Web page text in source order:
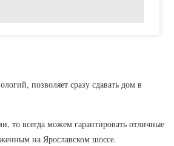
позволяет сразу сдавать дом в
то всегда можем гарантировать отличные
на Ярославском шоссе.